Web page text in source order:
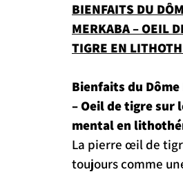
BIENFAITS DU
MERKABA – OEIL
TIGRE EN
Bienfaits du
– Oeil de tigre sur
mental en
La pierre œil de
toujours comme